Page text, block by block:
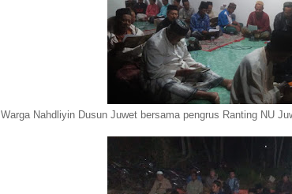
Warga Nahdliyin Dusun Juwet bersama pengrus Ranting NU